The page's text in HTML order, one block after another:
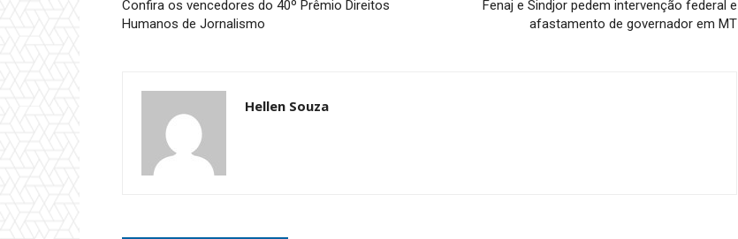
Confira os vencedores do 40º Prêmio Direitos
Humanos de Jornalismo
Fenaj e Sindjor pedem intervenção federal e
afastamento de governador em MT
Hellen Souza